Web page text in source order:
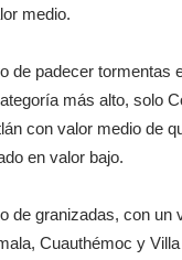
medio.
de padecer tormentas
más alto, solo
con valor medio de
en valor bajo.
de granizadas, con un
Cuauthémoc y